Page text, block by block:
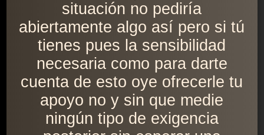
situación no pediría
abiertamente algo así pero si tú
tienes pues la sensibilidad
necesaria como para darte
cuenta de esto oye ofrecerle tu
apoyo no y sin que medie
ningún tipo de exigencia